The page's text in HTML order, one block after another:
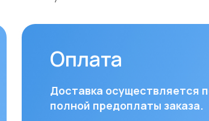
следующими способами:
• Банковской картой
• Оформление рассрочки через
банки-партнеры (Kaspi Bank, Home
Credit Bank, Евразийский Банк, Jusan